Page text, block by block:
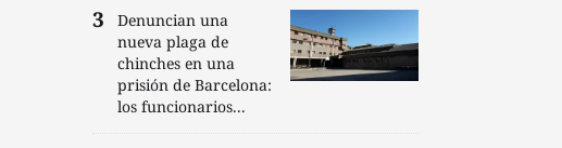
Denuncian una
nueva plaga de
chinches en una
prisión de Barcelona:
los funcionarios...